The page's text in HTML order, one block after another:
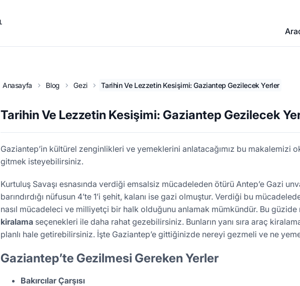
Anasayfa Blog Gezi Tarihin Ve Lezzetin Kesişimi: Gaziantep Gezilecek Yerler
Tarihin Ve Lezzetin Kesişimi: Gaziantep Gezilecek
Gaziantep’in kültürel zenginlikleri ve yemeklerini anlatacağımız bu makalemizi
gitmek isteyebilirsiniz.
Kurtuluş Savaşı esnasında verdiği emsalsiz mücadeleden ötürü Antep’e Gazi
barındırdığı nüfusun 4’te 1’i şehit, kalanı ise gazi olmuştur. Verdiği bu
nasıl mücadeleci ve milliyetçi bir halk olduğunu anlamak mümkündür. Bu güzide
kiralama seçenekleri ile daha rahat gezebilirsiniz. Bunların yanı sıra araç
planlı hale getirebilirsiniz. İşte Gaziantep’e gittiğinizde nereyi gezmeli ve ne
Gaziantep’te Gezilmesi Gereken Yerler
Bakırcılar Çarşısı